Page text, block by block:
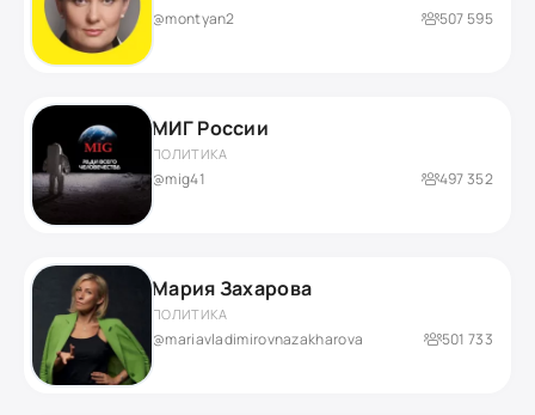
@montyan2 507 595
МИГ России
ПОЛИТИКА
@mig41 497 352
Мария Захарова
ПОЛИТИКА
@mariavladimirovnazakharova 501 733